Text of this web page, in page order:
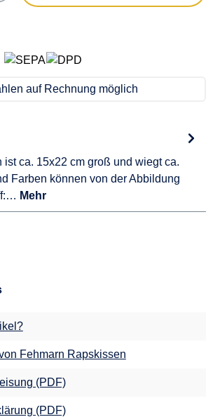
auf Rechnung möglich
ist ca. 15x22 cm groß und wiegt ca.
Farben können von der Abbildung
Mehr
Fehmarn Rapskissen
(PDF)
(PDF)